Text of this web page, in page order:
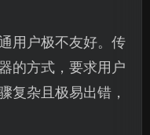
用户极不友好。传
的方式，要求用户
复杂且极易出错，